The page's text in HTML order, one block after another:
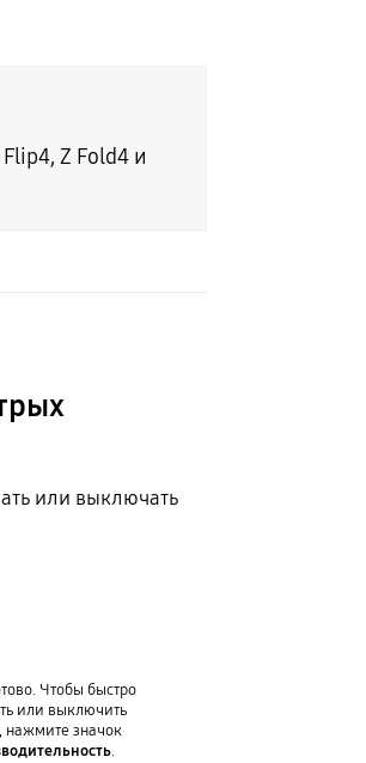
Z Fold4 и
или выключать
Чтобы быстро
или выключить
значок
.